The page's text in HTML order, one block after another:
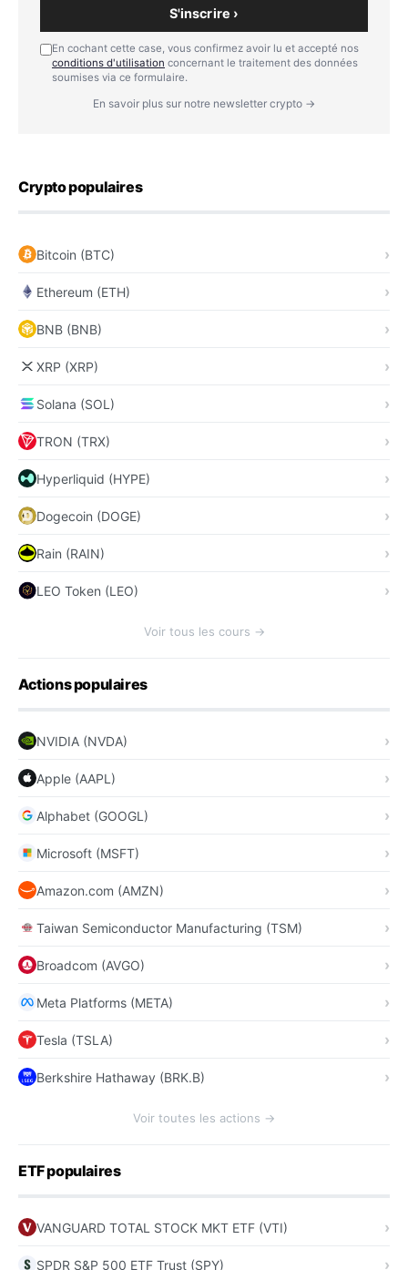
S'inscrire ›
En cochant cette case, vous confirmez avoir lu et accepté nos
conditions d'utilisation concernant le traitement des données
soumises via ce formulaire.
En savoir plus sur notre newsletter crypto →
Crypto populaires
Bitcoin (BTC)
Ethereum (ETH)
BNB (BNB)
XRP (XRP)
Solana (SOL)
TRON (TRX)
Hyperliquid (HYPE)
Dogecoin (DOGE)
Rain (RAIN)
LEO Token (LEO)
Voir tous les cours →
Actions populaires
NVIDIA (NVDA)
Apple (AAPL)
Alphabet (GOOGL)
Microsoft (MSFT)
Amazon.com (AMZN)
Taiwan Semiconductor Manufacturing (TSM)
Broadcom (AVGO)
Meta Platforms (META)
Tesla (TSLA)
Berkshire Hathaway (BRK.B)
Voir toutes les actions →
ETF populaires
VANGUARD TOTAL STOCK MKT ETF (VTI)
SPDR S&P 500 ETF Trust (SPY)